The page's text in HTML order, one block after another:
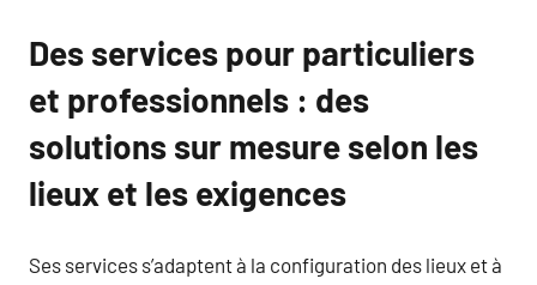
Des services pour particuliers
et professionnels : des
solutions sur mesure selon les
lieux et les exigences
Ses services s’adaptent à la configuration des lieux et à